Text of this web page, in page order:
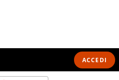
ACCEDI